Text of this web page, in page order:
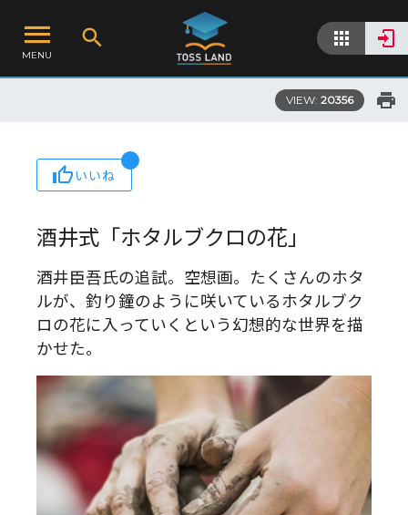
MENU
VIEW: 20356
いいね
酒井式「ホタルブクロの花」
酒井臣吾氏の追試。空想画。たくさんのホタ
ルが、釣り鐘のように咲いているホタルブク
ロの花に入っていくという幻想的な世界を描
かせた。